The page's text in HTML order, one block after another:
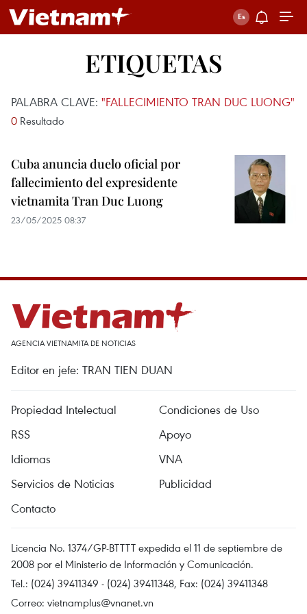
ETIQUETAS
PALABRA CLAVE: "FALLECIMIENTO TRAN DUC LUONG"
0 Resultado
Cuba anuncia duelo oficial por
fallecimiento del expresidente
vietnamita Tran Duc Luong
23/05/2025 08:37
AGENCIA VIETNAMITA DE NOTICIAS
Editor en jefe: TRAN TIEN DUAN
Propiedad Intelectual
Condiciones de Uso
RSS
Apoyo
Idiomas
VNA
Servicios de Noticias
Publicidad
Contacto
Licencia No. 1374/GP-BTTTT expedida el 11 de septiembre de
2008 por el Ministerio de Información y Comunicación.
Tel.: (024) 39411349 - (024) 39411348, Fax: (024) 39411348
Correo: vietnamplus@vnanet.vn